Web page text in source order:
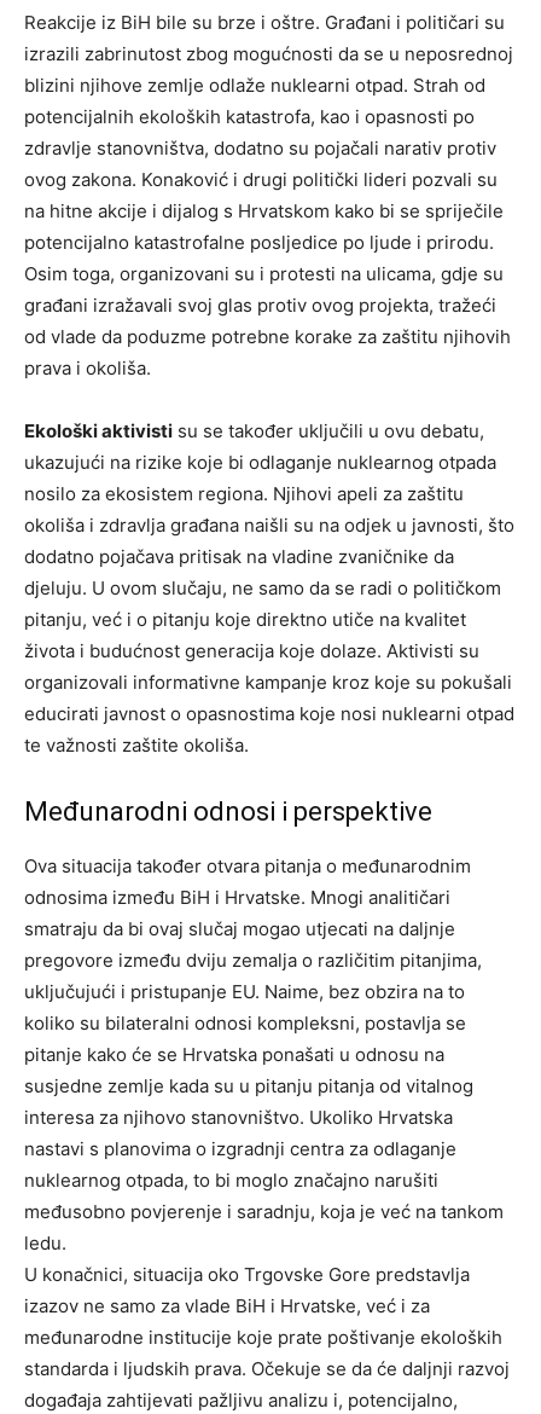
Reakcije iz BiH bile su brze i oštre. Građani i političari su
izrazili zabrinutost zbog mogućnosti da se u neposrednoj
blizini njihove zemlje odlaže nuklearni otpad. Strah od
potencijalnih ekoloških katastrofa, kao i opasnosti po
zdravlje stanovništva, dodatno su pojačali narativ protiv
ovog zakona. Konaković i drugi politički lideri pozvali su
na hitne akcije i dijalog s Hrvatskom kako bi se spriječile
potencijalno katastrofalne posljedice po ljude i prirodu.
Osim toga, organizovani su i protesti na ulicama, gdje su
građani izražavali svoj glas protiv ovog projekta, tražeći
od vlade da poduzme potrebne korake za zaštitu njihovih
prava i okoliša.
Ekološki aktivisti su se također uključili u ovu debatu,
ukazujući na rizike koje bi odlaganje nuklearnog otpada
nosilo za ekosistem regiona. Njihovi apeli za zaštitu
okoliša i zdravlja građana naišli su na odjek u javnosti, što
dodatno pojačava pritisak na vladine zvaničnike da
djeluju. U ovom slučaju, ne samo da se radi o političkom
pitanju, već i o pitanju koje direktno utiče na kvalitet
života i budućnost generacija koje dolaze. Aktivisti su
organizovali informativne kampanje kroz koje su pokušali
educirati javnost o opasnostima koje nosi nuklearni otpad
te važnosti zaštite okoliša.
Međunarodni odnosi i perspektive
Ova situacija također otvara pitanja o međunarodnim
odnosima između BiH i Hrvatske. Mnogi analitičari
smatraju da bi ovaj slučaj mogao utjecati na daljnje
pregovore između dviju zemalja o različitim pitanjima,
uključujući i pristupanje EU. Naime, bez obzira na to
koliko su bilateralni odnosi kompleksni, postavlja se
pitanje kako će se Hrvatska ponašati u odnosu na
susjedne zemlje kada su u pitanju pitanja od vitalnog
interesa za njihovo stanovništvo. Ukoliko Hrvatska
nastavi s planovima o izgradnji centra za odlaganje
nuklearnog otpada, to bi moglo značajno narušiti
međusobno povjerenje i saradnju, koja je već na tankom
ledu.
U konačnici, situacija oko Trgovske Gore predstavlja
izazov ne samo za vlade BiH i Hrvatske, već i za
međunarodne institucije koje prate poštivanje ekoloških
standarda i ljudskih prava. Očekuje se da će daljnji razvoj
događaja zahtijevati pažljivu analizu i, potencijalno,